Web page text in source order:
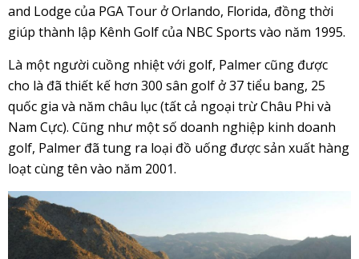
and Lodge của PGA Tour ở Orlando, Florida, đồng thời
giúp thành lập Kênh Golf của NBC Sports vào năm 1995.
Là một người cuồng nhiệt với golf, Palmer cũng được
cho là đã thiết kế hơn 300 sân golf ở 37 tiểu bang, 25
quốc gia và năm châu lục (tất cả ngoại trừ Châu Phi và
Nam Cực). Cũng như một số doanh nghiệp kinh doanh
golf, Palmer đã tung ra loại đồ uống được sản xuất hàng
loạt cùng tên vào năm 2001.